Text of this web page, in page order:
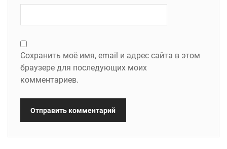
Сохранить моё имя, email и адрес сайта в этом
браузере для последующих моих
комментариев.